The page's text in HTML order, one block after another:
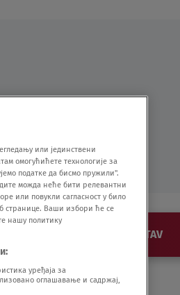
STAV
или јединствени
омогућићете технологије за
податке да бисмо пружили".
можда неће бити релевантни
или повукли сагласност у било
странице. Ваши избори ће се
нашу политику
уређаја за
оглашавање и садржај,